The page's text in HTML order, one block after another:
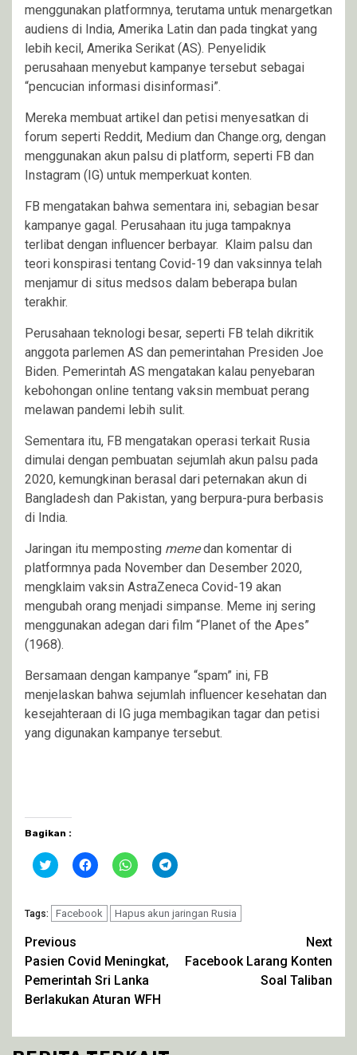
menggunakan platformnya, terutama untuk menargetkan
audiens di India, Amerika Latin dan pada tingkat yang
lebih kecil, Amerika Serikat (AS). Penyelidik
perusahaan menyebut kampanye tersebut sebagai
“pencucian informasi disinformasi”.
Mereka membuat artikel dan petisi menyesatkan di
forum seperti Reddit, Medium dan Change.org, dengan
menggunakan akun palsu di platform, seperti FB dan
Instagram (IG) untuk memperkuat konten.
FB mengatakan bahwa sementara ini, sebagian besar
kampanye gagal. Perusahaan itu juga tampaknya
terlibat dengan influencer berbayar. Klaim palsu dan
teori konspirasi tentang Covid-19 dan vaksinnya telah
menjamur di situs medsos dalam beberapa bulan
terakhir.
Perusahaan teknologi besar, seperti FB telah dikritik
anggota parlemen AS dan pemerintahan Presiden Joe
Biden. Pemerintah AS mengatakan kalau penyebaran
kebohongan online tentang vaksin membuat perang
melawan pandemi lebih sulit.
Sementara itu, FB mengatakan operasi terkait Rusia
dimulai dengan pembuatan sejumlah akun palsu pada
2020, kemungkinan berasal dari peternakan akun di
Bangladesh dan Pakistan, yang berpura-pura berbasis
di India.
Jaringan itu memposting memedan komentar di
platformnya pada November dan Desember 2020,
mengklaim vaksin AstraZeneca Covid-19 akan
mengubah orang menjadi simpanse. Meme inj sering
menggunakan adegan dari film “Planet of the Apes”
(1968).
Bersamaan dengan kampanye “spam” ini, FB
menjelaskan bahwa sejumlah influencer kesehatan dan
kesejahteraan di IG juga membagikan tagar dan petisi
yang digunakan kampanye tersebut.
Bagikan :
Klik
untuk
Twitter(Membuka
di
jendela
yang
baru)
Klik
untuk
Facebook(Membuka
di
jendela
Klik
untuk
WhatsApp(Membuka
di
jendela
Klik
untuk
Telegram(Membuka
di
jendela
Tags: Facebook Hapus akun jaringan Rusia
Continue
Reading
Previous
Pasien Covid Meningkat,
Pemerintah Sri Lanka
Berlakukan Aturan WFH
Next
Facebook Larang Konten
Soal Taliban